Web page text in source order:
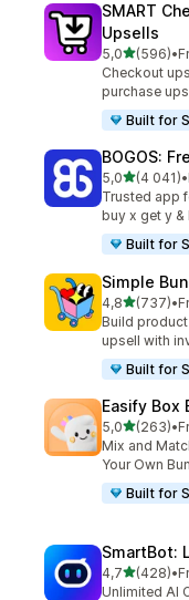
SMART
Upsells
5,0z 5 hvězd
(596)
Celkový •
Checkout
purchase
Built for
BOGOS:
5,0z 5 hvězd
(4 041)
Celkový •
Trusted app
buy x get y &
Built for
Simple
4,8z 5 hvězd
(737)
Celkový •
Build product
upsell with
Built for
Easify Box
5,0z 5 hvězd
(263)
Celkový •
Mix and
Your Own
Built for
SmartBot:
4,7z 5 hvězd
(428)
Celkový •
Unlimited AI